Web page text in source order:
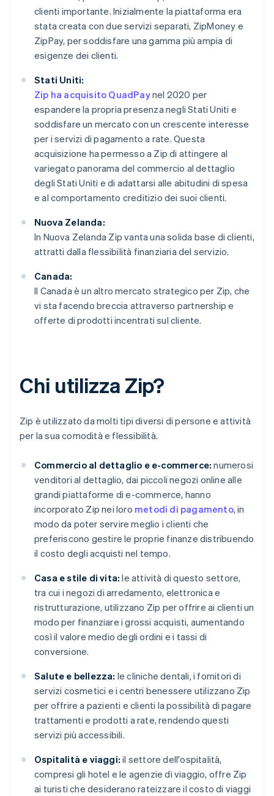
clienti importante. Inizialmente la piattaforma era
stata creata con due servizi separati, ZipMoney e
ZipPay, per soddisfare una gamma più ampia di
esigenze dei clienti.
Stati Uniti:
Zip ha acquisito QuadPaynel 2020 per
espandere la propria presenza negli Stati Uniti e
soddisfare un mercato con un crescente interesse
per i servizi di pagamento a rate. Questa
acquisizione ha permesso a Zip di attingere al
variegato panorama del commercio al dettaglio
degli Stati Uniti e di adattarsi alle abitudini di spesa
e al comportamento creditizio dei suoi clienti.
Nuova Zelanda:
In Nuova Zelanda Zip vanta una solida base di clienti,
attratti dalla flessibilità finanziaria del servizio.
Canada:
Il Canada è un altro mercato strategico per Zip, che
vi sta facendo breccia attraverso partnership e
offerte di prodotti incentrati sul cliente.
Chi utilizza Zip?
Zip è utilizzato da molti tipi diversi di persone e attività
per la sua comodità e flessibilità.
Commercio al dettaglio e e-commerce: numerosi
venditori al dettaglio, dai piccoli negozi online alle
grandi piattaforme di e-commerce, hanno
incorporato Zip nei loro metodi di pagamento, in
modo da poter servire meglio i clienti che
preferiscono gestire le proprie finanze distribuendo
il costo degli acquisti nel tempo.
Casa e stile di vita: le attività di questo settore,
tra cui i negozi di arredamento, elettronica e
ristrutturazione, utilizzano Zip per offrire ai clienti un
modo per finanziare i grossi acquisti, aumentando
così il valore medio degli ordini e i tassi di
conversione.
Salute e bellezza: le cliniche dentali, i fornitori di
servizi cosmetici e i centri benessere utilizzano Zip
per offrire a pazienti e clienti la possibilità di pagare
trattamenti e prodotti a rate, rendendo questi
servizi più accessibili.
Ospitalità e viaggi: il settore dell'ospitalità,
compresi gli hotel e le agenzie di viaggio, offre Zip
ai turisti che desiderano rateizzare il costo di viaggi